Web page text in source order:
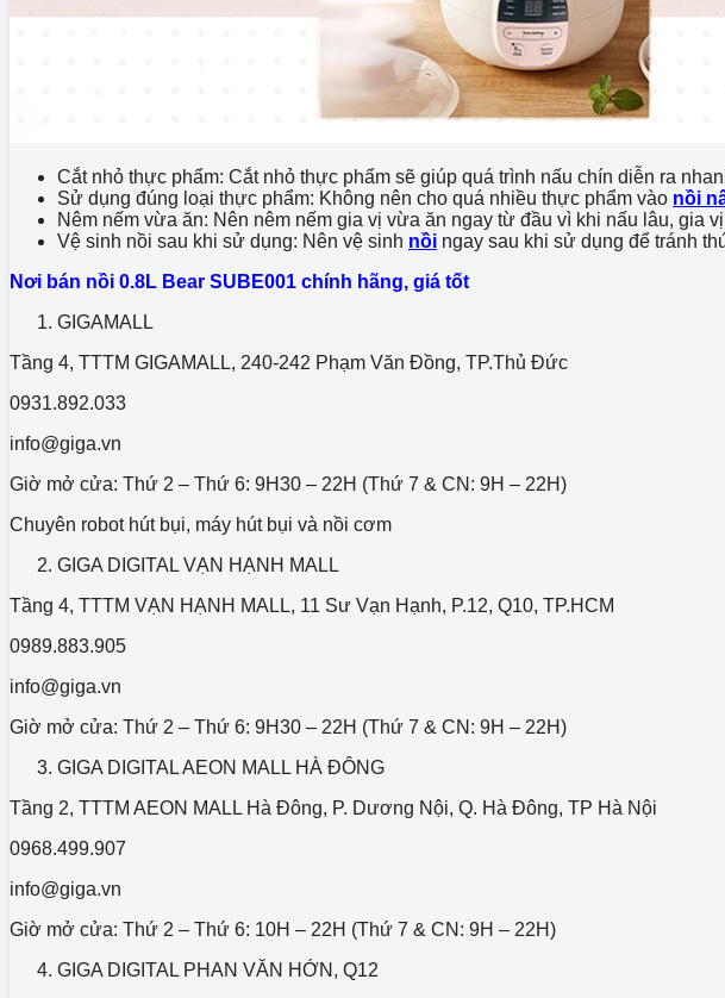
Cắt nhỏ thực phẩm: Cắt nhỏ thực phẩm sẽ giúp quá trình nấu chín diễn ra
Sử dụng đúng loại thực phẩm: Không nên cho quá nhiều thực phẩm vào nồi
Nêm nếm vừa ăn: Nên nêm nếm gia vị vừa ăn ngay từ đầu vì khi nấu lâu, gia
Vệ sinh nồi sau khi sử dụng: Nên vệ sinh nồi ngay sau khi sử dụng để tránh
Nơi bán nồi 0.8L Bear SUBE001 chính hãng, giá tốt
GIGAMALL
Tầng 4, TTTM GIGAMALL, 240-242 Phạm Văn Đồng, TP.Thủ Đức
0931.892.033
info@giga.vn
Giờ mở cửa: Thứ 2 – Thứ 6: 9H30 – 22H (Thứ 7 & CN: 9H – 22H)
Chuyên robot hút bụi, máy hút bụi và nồi cơm
GIGA DIGITAL VẠN HẠNH MALL
Tầng 4, TTTM VẠN HẠNH MALL, 11 Sư Vạn Hạnh, P.12, Q10, TP.HCM
0989.883.905
info@giga.vn
Giờ mở cửa: Thứ 2 – Thứ 6: 9H30 – 22H (Thứ 7 & CN: 9H – 22H)
GIGA DIGITAL AEON MALL HÀ ĐÔNG
Tầng 2, TTTM AEON MALL Hà Đông, P. Dương Nội, Q. Hà Đông, TP Hà Nội
0968.499.907
info@giga.vn
Giờ mở cửa: Thứ 2 – Thứ 6: 10H – 22H (Thứ 7 & CN: 9H – 22H)
GIGA DIGITAL PHAN VĂN HỚN, Q12